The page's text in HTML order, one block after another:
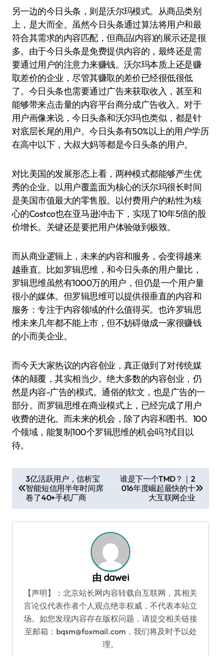
另一边的今日头条，则是沃尔玛模式。从商品类别
上，是大而全。虽然今日头条通过算法将用户和最
符合其需求的内容匹配，但商品(内容)的展示还是很
多。由于今日头条是免费提供内容的，最终还是需
要通过用户的注意力来赚钱。沃尔玛本质上还是赚
取差价的企业，尽管其赚取的差价已经很低很低
了。今日头条也需要通过广告来获取收入，甚至和
能够带来点击量的内容平台商分成广告收入。对于
用户画像来说，今日头条和沃尔玛也类似，都是针
对底层长尾的用户。今日头条有50%以上的用户学历
在高中以下，大叔大妈等都是今日头条的用户。
对比美国的发展形态上看，两种模式都能够产生优
秀的企业。以用户覆盖面为核心的沃尔玛很长时间
是美国市值最大的零售股。以付费用户的粘性为核
心的Costco也在亚马逊冲击下，实现了10年5倍的股
价增长。关键还是要把用户体验做到极致。
而从商业逻辑上，未来的内容和服务，会变得越来
越垂直。比如罗辑思维，和今日头条的用户量比，
罗辑思维虽然有1000万的用户，但仍是一个用户量
很小的媒体。但罗辑思维可以提供很垂直的内容和
服务：专注于内容领域的什么值得买。也许罗辑思
维未来几年都不能上市，但不妨碍做成一家很赚钱
的小而美企业。
而今天大家热议的内容创业，真正做到了对传统媒
体的颠覆，其实相当少。绝大多数的内容创业，仍
然是内容-广告的模式。通俗的软文，也是广告的一
部分。而罗辑思维在商业模式上，已经完成了用户
收费的进化。而未来的机会，除了内容和图书。100
个领域，能复制100个罗辑思维的机会吗?拭目以
待。
章
导
航
3亿活跃用户，信析宝
智能短信用半年时间席
卷了40+手机厂商
谁是下一个TMD？｜2
016年度崛起最快的十
大互联网企业
由 dawei
【声明】：北京站长网内容转载自互联网，其相关
言论仅代表作者个人观点绝非权威，不代表本站立
场。如您发现内容存在版权问题，请提交相关链接
至邮箱：bqsm@foxmail.com，我们将及时予以处
理。